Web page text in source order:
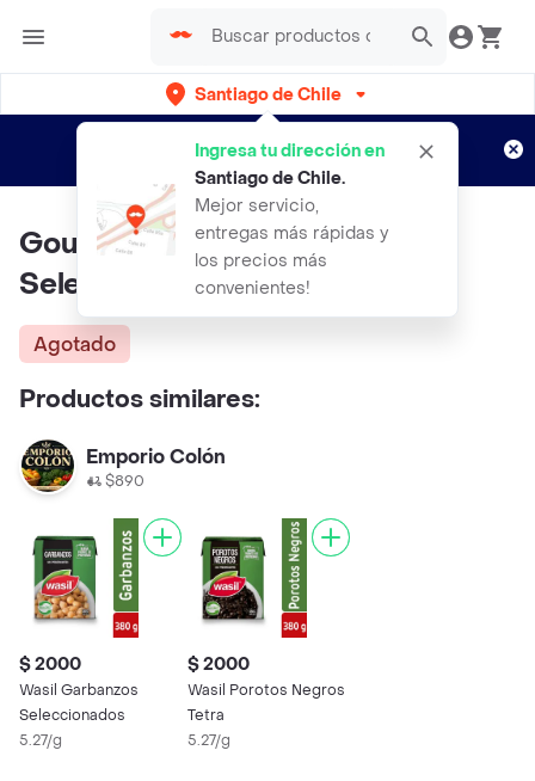
Santiago de Chile
Ingresa tu dirección en
Santiago de Chile.
Mejor servicio,
entregas más rápidas y
los precios más
convenientes!
envíos gratis por semanas
Aplican TyC
Gourmet Alcaparras
Seleccionadas
Agotado
Productos similares:
Emporio Colón
$890
$ 2000
Wasil Garbanzos
Seleccionados
5.27/g
$ 2000
Wasil Porotos Negros
Tetra
5.27/g